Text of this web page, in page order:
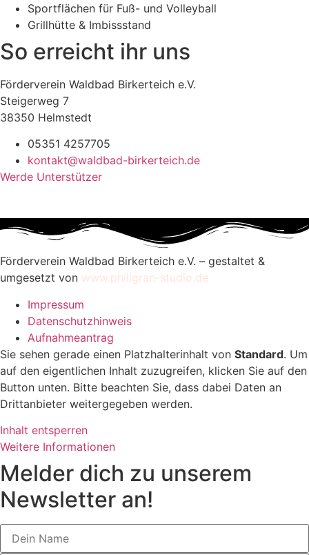
Sportflächen für Fuß- und Volleyball
Grillhütte & Imbissstand
So erreicht ihr uns
Förderverein Waldbad Birkerteich e.V.
Steigerweg 7
38350 Helmstedt
05351 4257705
kontakt@waldbad-birkerteich.de
Werde Unterstützer
Förderverein Waldbad Birkerteich e.V. – gestaltet &
umgesetzt von www.philigran-studio.de
Impressum
Datenschutzhinweis
Aufnahmeantrag
Sie sehen gerade einen Platzhalterinhalt von Standard. Um
auf den eigentlichen Inhalt zuzugreifen, klicken Sie auf den
Button unten. Bitte beachten Sie, dass dabei Daten an
Drittanbieter weitergegeben werden.
Inhalt entsperren
Weitere Informationen
Melder dich zu unserem
Newsletter an!